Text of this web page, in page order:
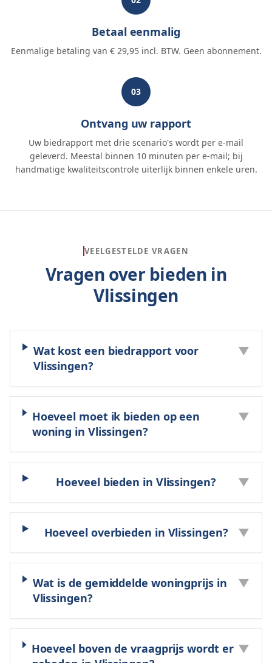
Betaal eenmalig
Eenmalige betaling van € 29,95 incl. BTW. Geen abonnement.
03
Ontvang uw rapport
Uw biedrapport met drie scenario's wordt per e-mail
geleverd. Meestal binnen 10 minuten per e-mail; bij
handmatige kwaliteitscontrole uiterlijk binnen enkele uren.
VEELGESTELDE VRAGEN
Vragen over bieden in
Vlissingen
Wat kost een biedrapport voor
Vlissingen?
▼
Hoeveel moet ik bieden op een
woning in Vlissingen?
▼
Hoeveel bieden in Vlissingen? ▼
Hoeveel overbieden in Vlissingen? ▼
Wat is de gemiddelde woningprijs in
Vlissingen?
▼
Hoeveel boven de vraagprijs wordt er ▼